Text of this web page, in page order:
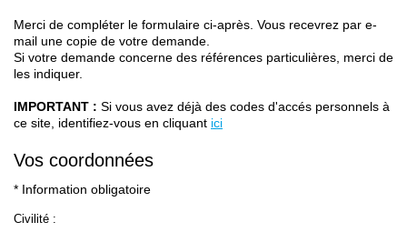
Contact
Merci de compléter le formulaire ci-après. Vous recevrez par e-
mail une copie de votre demande.
Si votre demande concerne des références particulières, merci de
les indiquer.
IMPORTANT : Si vous avez déjà des codes d'accés personnels à
ce site, identifiez-vous en cliquant ici
Vos coordonnées
* Information obligatoire
Civilité :